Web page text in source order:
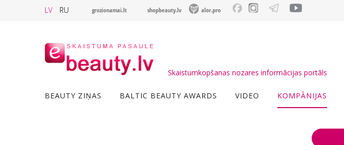
LV RU grozionamai.lt shopbeauty.lv alor.pro
Skaistumkopšanas nozares informācijas portāls
BEAUTY ZIŅAS BALTIC BEAUTY AWARDS VIDEO KOMPĀNIJAS